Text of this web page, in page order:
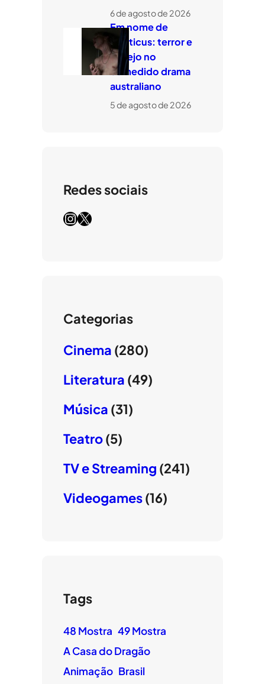
6 de agosto de 2026
Em nome de
Leviticus: terror e
desejo no
comedido drama
australiano
5 de agosto de 2026
Redes sociais
InstagramX
Categorias
Cinema (280)
Literatura (49)
Música (31)
Teatro(5)
TV e Streaming (241)
Videogames(16)
Tags
48 Mostra 49 Mostra
A Casa do Dragão
Animação Brasil